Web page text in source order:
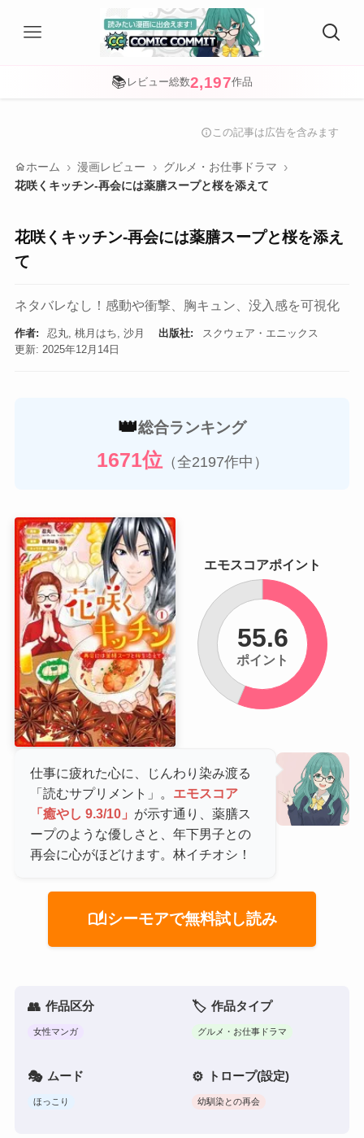
📚 レビュー総数2,197作品
info この記事は広告を含みます
home ホーム 漫画レビュー
グルメ・お仕事ドラマ
花咲くキッチン-再会には薬膳スープと桜を添えて
花咲くキッチン-再会には薬膳スープと桜を添え
て
ネタバレなし！感動や衝撃、胸キュン、没入感を可視化
作者: 忍丸, 桃月はち, 沙月 出版社:
スクウェア・エニックス
更新: 2025年12月14日
👑総合ランキング
1671位（全2197作中）
仕事に疲れた心に、じんわり染み渡る
「読むサプリメント」。 エモスコア
「癒やし 9.3/10」 が示す通り、薬膳ス
ープのような優しさと、年下男子との
再会に心がほどけます。林イチオシ！
auto_storiesシーモアで無料試し読み
エモスコアポイント
55.6
ポイント
作品区分
女性マンガ
作品タイプ
グルメ・お仕事ドラマ
ムード
ほっこり
トロープ(設定)
幼馴染との再会